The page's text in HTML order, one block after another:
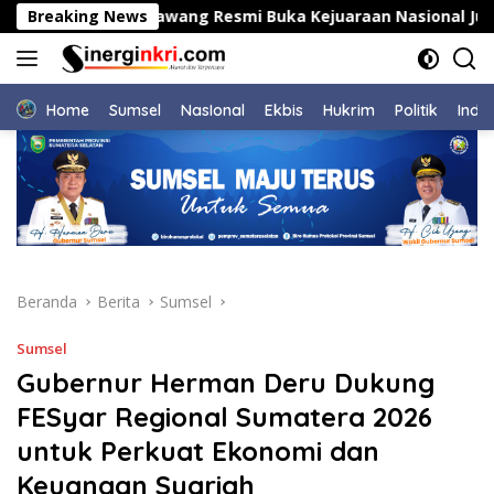
Langsung
ke
konten
Breaking News
Karawang Resmi Buka Kejuaraan Nasional Judo
Home Sumsel NasIonal Ekbis Hukrim Politik
Beranda Berita Sumsel
Sumsel
Gubernur Herman Deru Dukung
FESyar Regional Sumatera 2026
untuk Perkuat Ekonomi dan
Keuangan Syariah